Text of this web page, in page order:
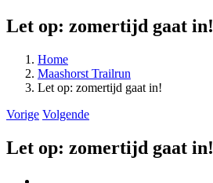
Let op: zomertijd gaat in!
Home
Maashorst Trailrun
Let op: zomertijd gaat in!
Vorige Volgende
Let op: zomertijd gaat in!